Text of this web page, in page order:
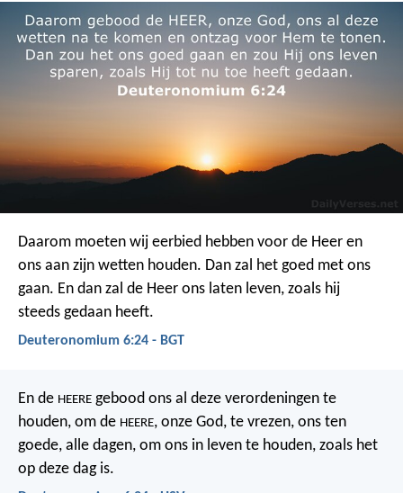
Daarom moeten wij eerbied hebben voor de Heer en
ons aan zijn wetten houden. Dan zal het goed met ons
gaan. En dan zal de Heer ons laten leven, zoals hij
steeds gedaan heeft.
Deuteronomium 6:24 - BGT
En de HEERE gebood ons al deze verordeningen te
houden, om de HEERE, onze God, te vrezen, ons ten
goede, alle dagen, om ons in leven te houden, zoals het
op deze dag is.